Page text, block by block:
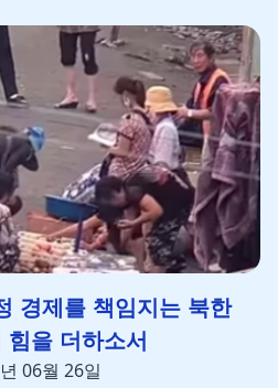
경제를 책임지는 북한
힘을 더하소서
06월 26일